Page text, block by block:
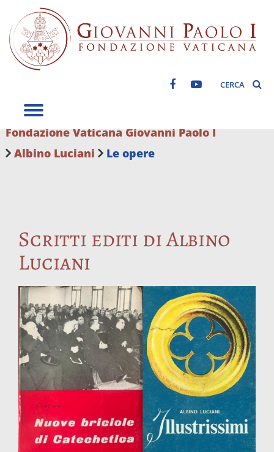
CERCA
Fondazione Vaticana Giovanni Paolo I
Albino Luciani
Le opere
Scritti editi di Albino
Luciani